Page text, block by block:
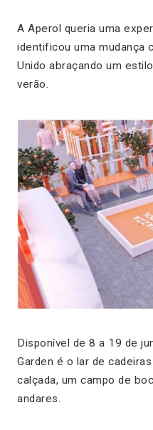
A Aperol queria uma
identificou uma mudança
Unido abraçando um
verão.
Disponível de 8 a 19 de
Garden é o lar de
calçada, um campo de
andares.